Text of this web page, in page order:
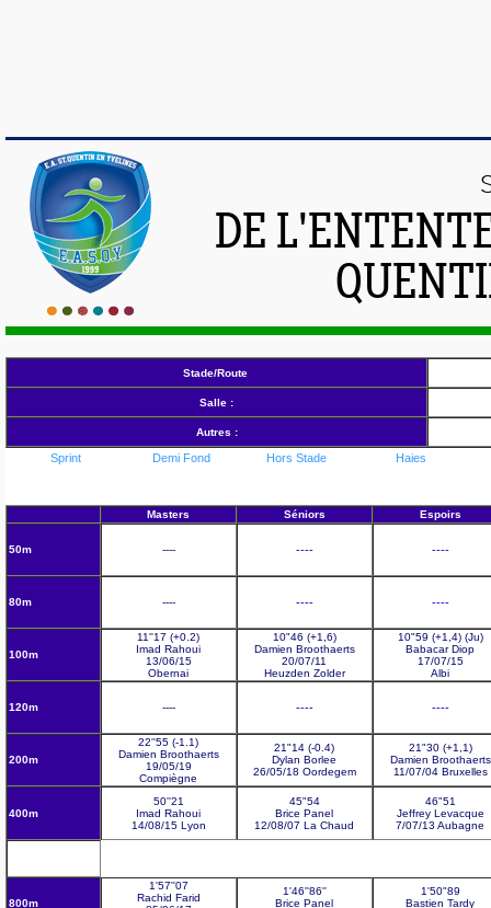
DE
Stade/Route
Salle :
Autres :
Sprint Demi Fond Hors Stade Haies
Masters Séniors Espoirs
50m ---- ---- ----
80m ---- ---- ----
100m
11''17 (+0.2)
Imad Rahoui
13/06/15
Obernai
10"46 (+1,6)
Damien Broothaerts
20/07/11
Heuzden Zolder
10"59 (+1,4) (Ju)
Babacar Diop
17/07/15
Albi
120m ---- ---- ----
200m
22''55 (-1.1)
Damien Broothaerts
19/05/19
Compiègne
21"14 (-0.4)
Dylan Borlee
26/05/18 Oordegem
21"30 (+1,1)
Damien Broothaerts
11/07/04 Bruxelles
400m
50''21
Imad Rahoui
14/08/15 Lyon
45"54
Brice Panel
12/08/07 La Chaud
46"51
Jeffrey Levacque
7/07/13 Aubagne
800m
1'57''07
Rachid Farid
1'46''86''
Brice Panel
1'50"89
Bastien Tardy